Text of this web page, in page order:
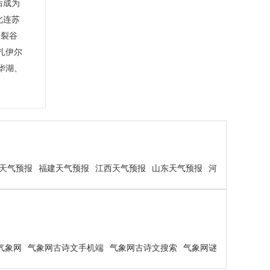
成为
连苏
谷
伊尔
、
气预报 福建天气预报 江西天气预报 山东天气预报
河
象网 气象网古诗文手机端 气象网古诗文搜索
气象网谜